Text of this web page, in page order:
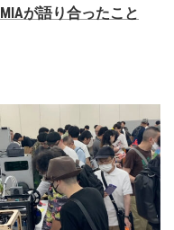
が語り合ったこと